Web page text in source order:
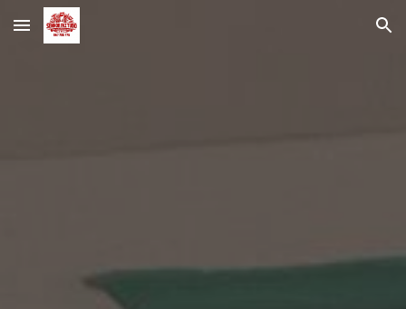
Skip to main content Skip to navigation